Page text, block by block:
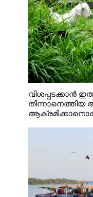
വിശപ്പടക്കാൻ
തിന്നാനെത്തിയ
എറണാകുളം